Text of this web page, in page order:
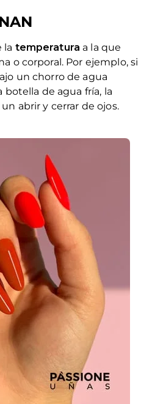
la temperatura a la que
o corporal. Por ejemplo, si
un chorro de agua
de agua fría, la
abrir y cerrar de ojos.